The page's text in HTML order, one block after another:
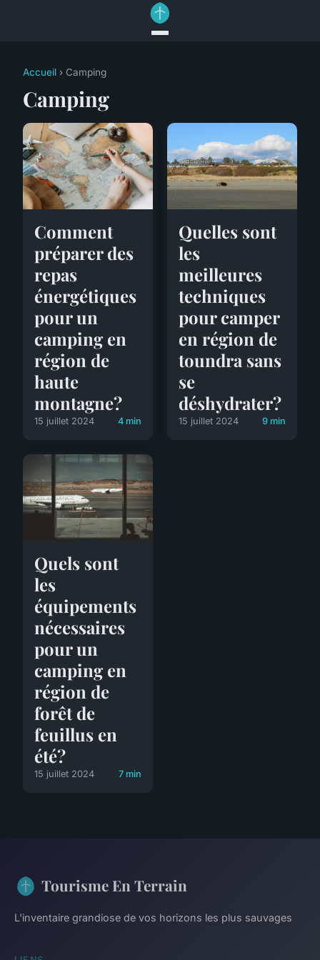
Accueil › Camping
Camping
Comment
préparer des
repas
énergétiques
pour un
camping en
région de
haute
montagne?
15 juillet 2024 4 min
Quelles sont
les
meilleures
techniques
pour camper
en région de
toundra sans
se
déshydrater?
15 juillet 2024 9 min
Quels sont
les
équipements
nécessaires
pour un
camping en
région de
forêt de
feuillus en
été?
15 juillet 2024 7 min
Tourisme En Terrain
L'inventaire grandiose de vos horizons les plus sauvages